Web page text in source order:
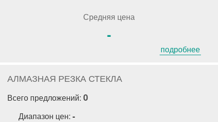
Средняя цена
-
подробнее
АЛМАЗНАЯ РЕЗКА СТЕКЛА
Всего предложений: 0
Диапазон цен: -